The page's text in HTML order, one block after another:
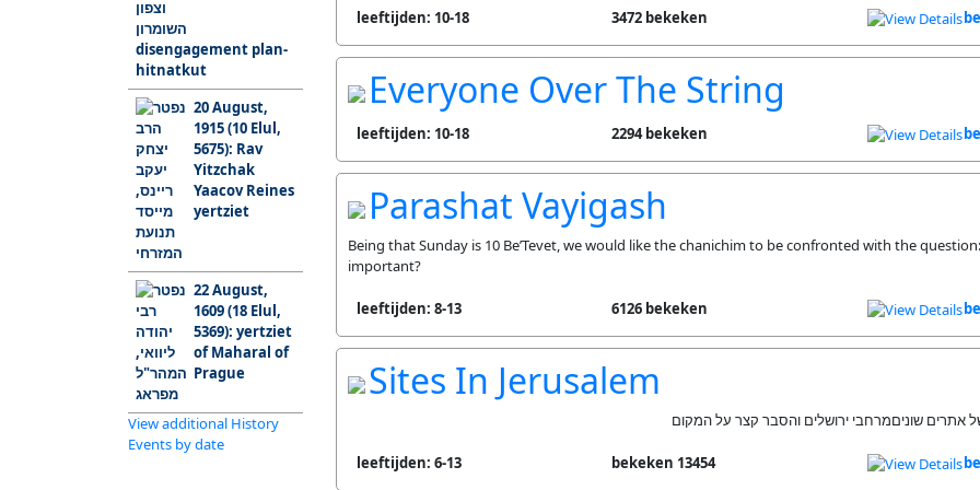
disengagement plan-
hitnatkut
20 August,
1915 (10 Elul,
5675): Rav
Yitzchak
Yaacov Reines
yertziet
22 August,
1609 (18 Elul,
5369): yertziet
of Maharal of
Prague
View additional History
Events by date
leeftijden: 10-18 3472 bekeken
Everyone Over The String
leeftijden: 10-18 2294 bekeken
Parashat Vayigash
Being that Sunday is 10 Be’Tevet, we would like the chanichim to be confronted with the
important?
leeftijden: 8-13 6126 bekeken
Sites In Jerusalem
leeftijden: 6-13 13454 bekeken